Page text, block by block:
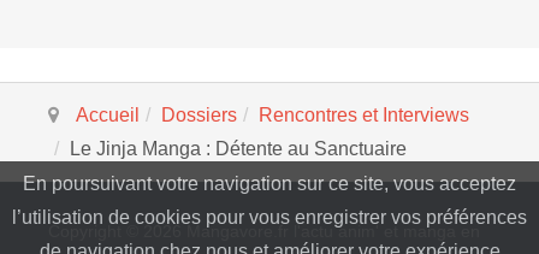
Accueil Dossiers
Rencontres et Interviews
Le Jinja Manga : Détente au Sanctuaire
Copyright © 2026 Mangavore.fr l'actu anim' et manga en
En poursuivant votre navigation sur ce site, vous acceptez
l’utilisation de cookies pour vous enregistrer vos préférences